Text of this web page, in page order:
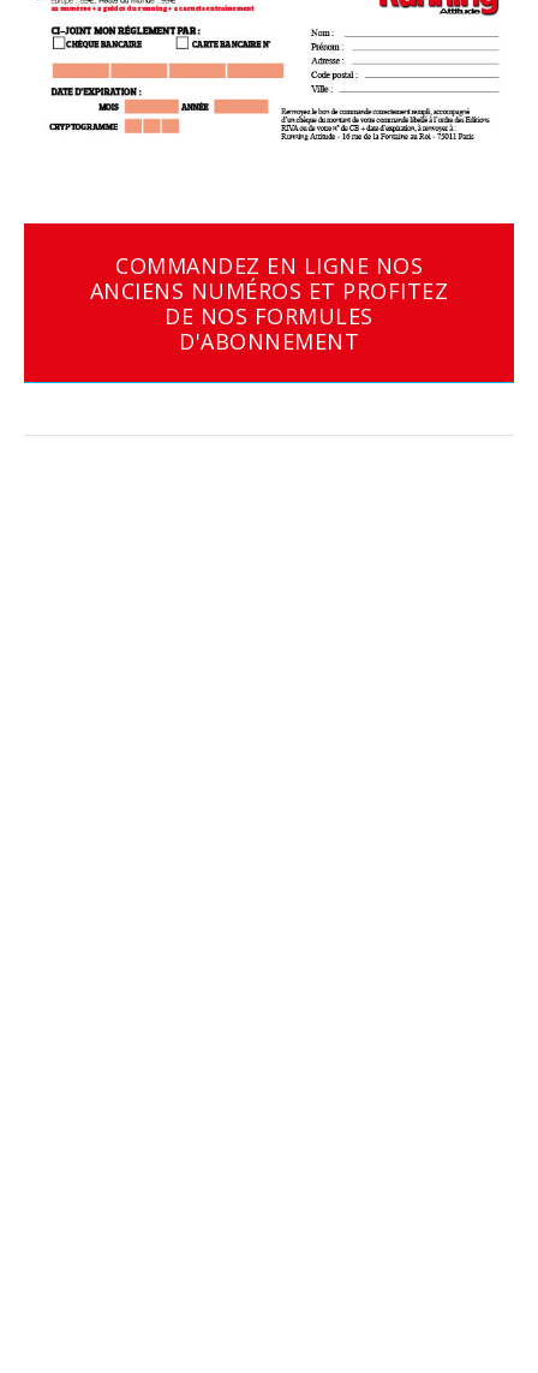
COMMANDEZ EN LIGNE NOS
ANCIENS NUMÉROS ET PROFITEZ
DE NOS FORMULES
D'ABONNEMENT